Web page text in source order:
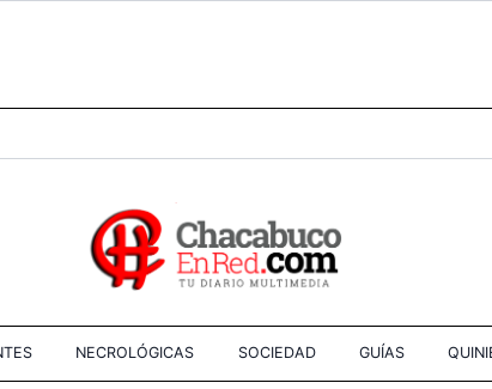
NECROLÓGICAS SOCIEDAD GUÍAS